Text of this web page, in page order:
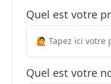
Quel est votre
Quel est votre